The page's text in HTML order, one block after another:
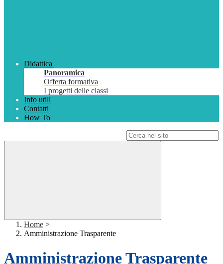
Didattica
Panoramica
Offerta formativa
I progetti delle classi
Info utili
Contatti
How To
Home >
Amministrazione Trasparente
Amministrazione Trasparente